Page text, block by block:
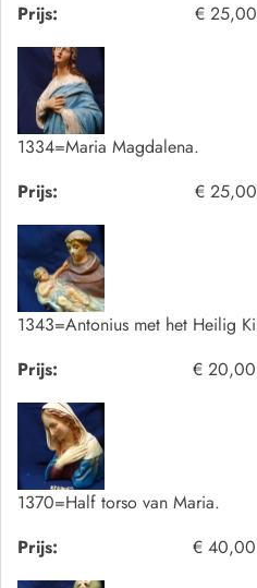
Prijs:
€ 25,00
1334=Maria Magdalena.
Prijs:
€ 25,00
1343=Antonius met het Heilig
Prijs:
€ 20,00
1370=Half torso van Maria.
Prijs:
€ 40,00